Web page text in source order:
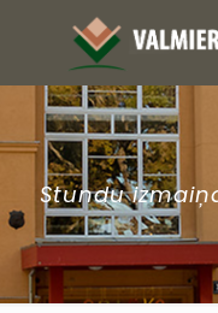
Stundu